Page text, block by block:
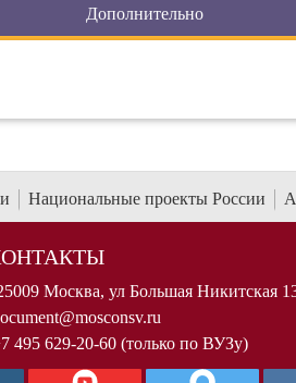
Дополнительно
Национальные проекты России
Москва, ул Большая Никитская
495 629-20-60 (только по ВУЗу)